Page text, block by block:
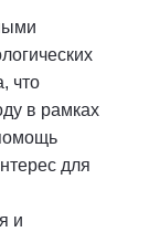
что
в рамках
для
и